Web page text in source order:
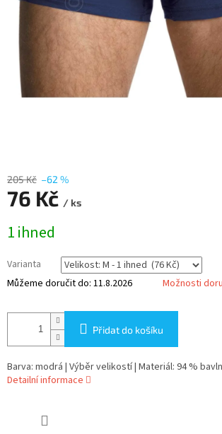
205 Kč –62 %
76 Kč / ks
cena:
1 ihned
Varianta
Můžeme doručit do: 11.8.2026 Možnosti
Přidat do košíku
Barva: modrá | Výběr velikostí | Materiál: 94 %
Detailní informace